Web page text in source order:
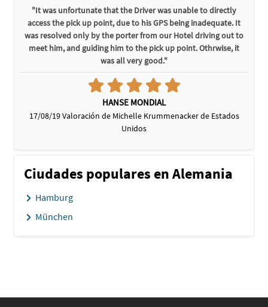
"It was unfortunate that the Driver was unable to directly
access the pick up point, due to his GPS being inadequate. It
was resolved only by the porter from our Hotel driving out to
meet him, and guiding him to the pick up point. Othrwise, it
was all very good."
HANSE MONDIAL
17/08/19 Valoración de Michelle Krummenacker de Estados
Unidos
Ciudades populares en Alemania
Hamburg
München